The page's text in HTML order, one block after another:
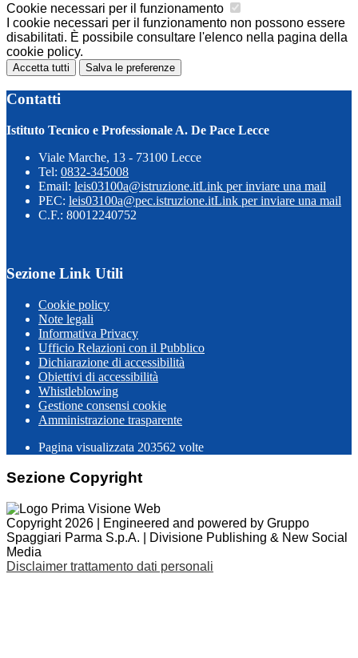
Cookie necessari per il funzionamento
I cookie necessari per il funzionamento non possono essere
disabilitati. È possibile consultare l'elenco nella pagina della
cookie policy.
Accetta tutti Salva le preferenze
Contatti
Istituto Tecnico e Professionale A. De Pace Lecce
Viale Marche, 13 - 73100 Lecce
Tel: 0832-345008
Email: leis03100a@istruzione.itLink per inviare una mail
PEC: leis03100a@pec.istruzione.itLink per inviare una mail
C.F.: 80012240752
Sezione Link Utili
Cookie policy
Note legali
Informativa Privacy
Ufficio Relazioni con il Pubblico
Dichiarazione di accessibilità
Obiettivi di accessibilità
Whistleblowing
Gestione consensi cookie
Amministrazione trasparente
Pagina visualizzata 203562 volte
Sezione Copyright
Copyright 2026 | Engineered and powered by Gruppo
Spaggiari Parma S.p.A. | Divisione Publishing & New Social
Media
Disclaimer trattamento dati personali